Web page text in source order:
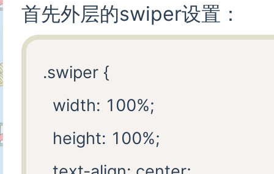
</swiper-item>
</swiper>
首先外层的swiper设置：
.swiper {
width: 100%;
height: 100%;